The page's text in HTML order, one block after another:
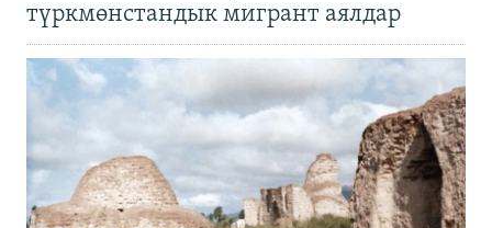
түркмөнстандык мигрант аялдар